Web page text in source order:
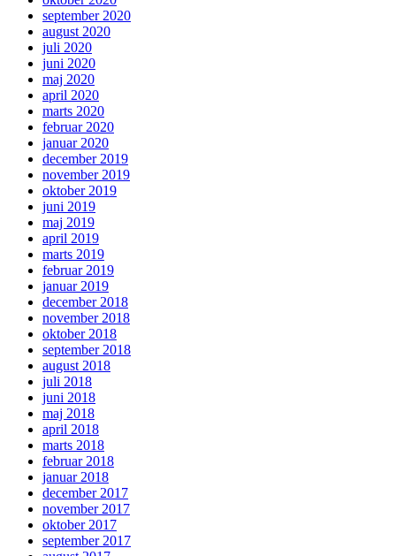
september 2020
august 2020
juli 2020
juni 2020
maj 2020
april 2020
marts 2020
februar 2020
januar 2020
december 2019
november 2019
oktober 2019
juni 2019
maj 2019
april 2019
marts 2019
februar 2019
januar 2019
december 2018
november 2018
oktober 2018
september 2018
august 2018
juli 2018
juni 2018
maj 2018
april 2018
marts 2018
februar 2018
januar 2018
december 2017
november 2017
oktober 2017
september 2017